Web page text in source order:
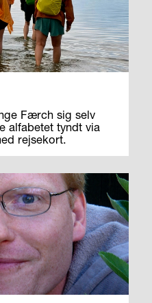
Færch sig selv
alfabetet tyndt via
rejsekort.